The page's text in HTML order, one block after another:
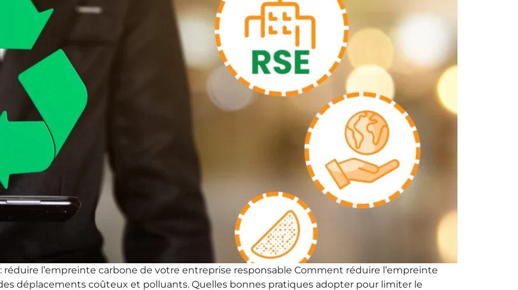
l’empreinte carbone de votre entreprise responsable Comment réduire l’empreinte
déplacements coûteux et polluants. Quelles bonnes pratiques adopter pour limiter le